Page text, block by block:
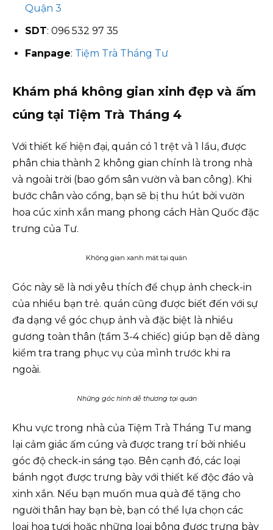
Quận 3
SDT: 096 532 97 35
Fanpage: Tiệm Trà Tháng Tư
Khám phá không gian xinh đẹp và ấm
cúng tại Tiệm Trà Tháng 4
Với thiết kế hiện đại, quán có 1 trệt và 1 lầu, được
phân chia thành 2 không gian chính là trong nhà
và ngoài trời (bao gồm sân vườn và ban công). Khi
bước chân vào cổng, bạn sẽ bị thu hút bởi vườn
hoa cúc xinh xắn mang phong cách Hàn Quốc đặc
trưng của Tư.
Không gian xanh mát tại quán
Góc này sẽ là nơi yêu thích để chụp ảnh check-in
của nhiều bạn trẻ. quán cũng được biết đến với sự
đa dạng về góc chụp ảnh và đặc biệt là nhiều
gương toàn thân (tầm 3-4 chiếc) giúp bạn dễ dàng
kiểm tra trang phục vụ của mình trước khi ra
ngoài.
Những góc hình dễ thương tại quán
Khu vực trong nhà của Tiệm Trà Tháng Tư mang
lại cảm giác ấm cúng và được trang trí bởi nhiều
góc độ check-in sáng tạo. Bên cạnh đó, các loại
bánh ngọt được trưng bày với thiết kế độc đáo và
xinh xắn. Nếu bạn muốn mua quà để tặng cho
người thân hay bạn bè, bạn có thể lựa chọn các
loại hoa tươi hoặc những loại bông được trưng bày